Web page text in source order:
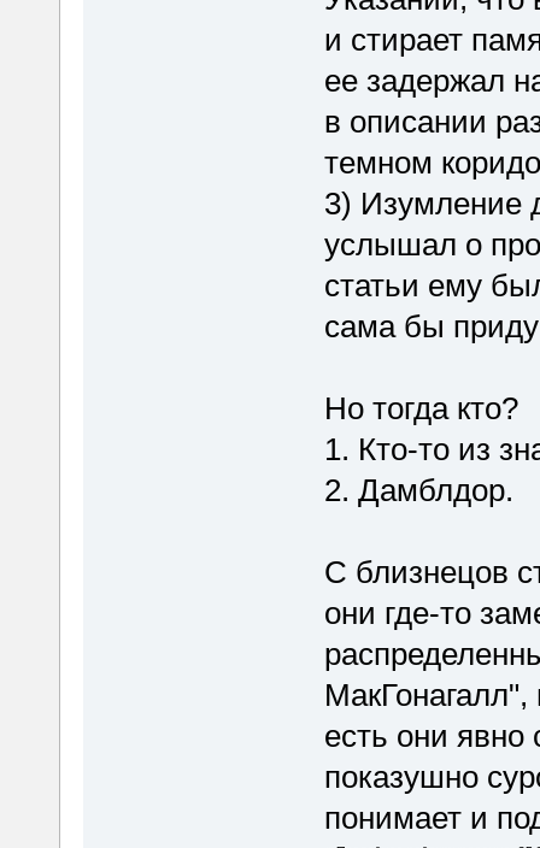
и стирает
ее задержал
в описании
темном
3) Изумление
услышал о
статьи ему
сама бы
Но тогда кто?
1. Кто-то из
2. Дамблдор.
С близнецов
они где-то
есть они явно
показушно
понимает и